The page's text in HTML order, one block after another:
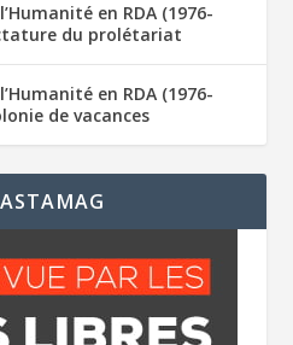
en RDA (1976-
du prolétariat
en RDA (1976-
de vacances